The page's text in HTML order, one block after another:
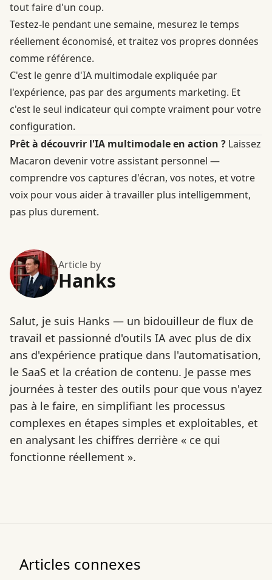
tout faire d'un coup.
Testez-le pendant une semaine, mesurez le temps
réellement économisé, et traitez vos propres données
comme référence.
C'est le genre d'IA multimodale expliquée par
l'expérience, pas par des arguments marketing. Et
c'est le seul indicateur qui compte vraiment pour votre
configuration.
Prêt à découvrir l'IA multimodale en action ? Laissez
Macaron devenir votre assistant personnel —
comprendre vos captures d'écran, vos notes, et votre
voix pour vous aider à travailler plus intelligemment,
pas plus durement.
Article by
Hanks
Salut, je suis Hanks — un bidouilleur de flux de
travail et passionné d'outils IA avec plus de dix
ans d'expérience pratique dans l'automatisation,
le SaaS et la création de contenu. Je passe mes
journées à tester des outils pour que vous n'ayez
pas à le faire, en simplifiant les processus
complexes en étapes simples et exploitables, et
en analysant les chiffres derrière « ce qui
fonctionne réellement ».
Articles connexes